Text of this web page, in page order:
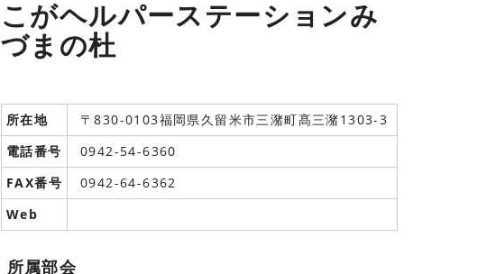
こがヘルパーステーションみ
づまの杜
所在地
〒830-0103福岡県久留米市三潴町髙三潴1303-3
電話番号
0942-54-6360
FAX番号
0942-64-6362
Web
所属部会